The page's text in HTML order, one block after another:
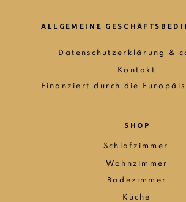
ALLGEMEINE
Datenschutzerklärung &
Finanziert durch die
Kontakt
SHOP
Schlafzimmer
Wohnzimmer
Badezimmer
Küche